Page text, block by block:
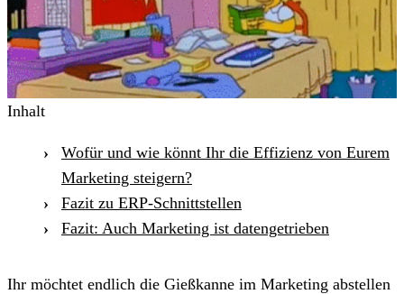
Inhalt
Wofür und wie könnt Ihr die Effizienz von Eurem
Marketing steigern?
Fazit zu ERP-Schnittstellen
Fazit: Auch Marketing ist datengetrieben
Ihr möchtet endlich die Gießkanne im Marketing abstellen